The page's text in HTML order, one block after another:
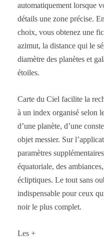
automatiquement lorsque
détails une zone précise.
choix, vous obtenez une
azimut, la distance qui le
diamètre des planètes et
étoiles.
Carte du Ciel facilite la
à un index organisé selon
d’une planète, d’une
objet messier. Sur
paramètres
équatoriale, des
écliptiques. Le tout sans
indispensable pour ceux
noir le plus complet.
Les +